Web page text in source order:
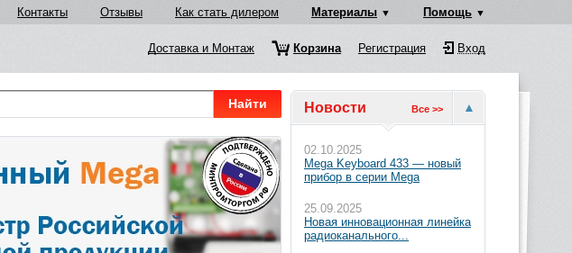
Контакты Отзывы Как стать дилером Материалы Помощь
Доставка и Монтаж Корзина Регистрация Вход
Новости Все >>
02.10.2025
Mega Keyboard 433 — новый
прибор в серии Mega
25.09.2025
Новая инновационная линейка
радиоканального...
Найти